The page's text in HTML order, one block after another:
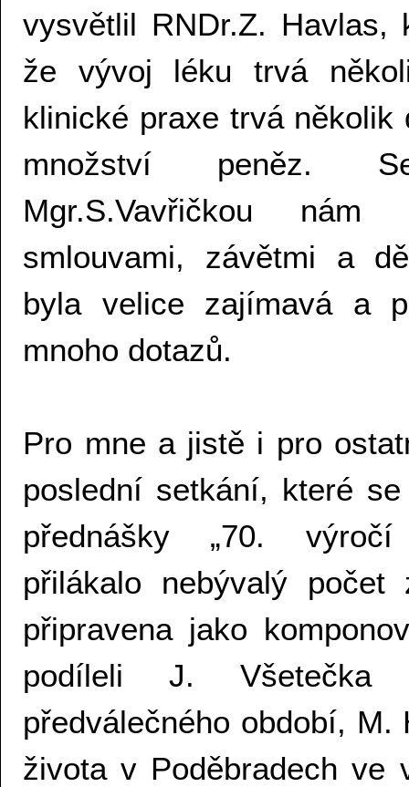
vysvětlil RNDr.Z.
že vývoj léku trvá
klinické praxe trvá
množství peněz.
Mgr.S.Vavřičkou
smlouvami, závětmi a
byla velice zajímavá a
mnoho dotazů.
Pro mne a jistě i pro
poslední setkání, které
přednášky „70. výročí
přilákalo nebývalý počet
připravena jako
podíleli J. Všetečka
předválečného období,
života v Poděbradech ve